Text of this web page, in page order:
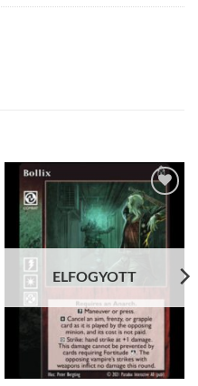
Add to
wishlist
ELFOGYOTT